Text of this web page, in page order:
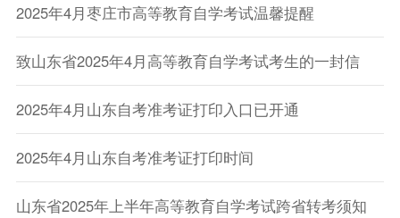
2025年4月枣庄市高等教育自学考试温馨提醒
致山东省2025年4月高等教育自学考试考生的一封信
2025年4月山东自考准考证打印入口已开通
2025年4月山东自考准考证打印时间
山东省2025年上半年高等教育自学考试跨省转考须知